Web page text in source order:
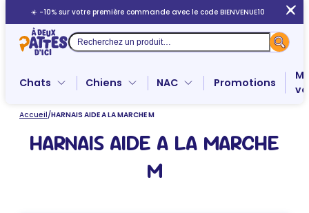
au
contenu
☀️ -10% sur votre première commande avec le code BIENVENUE10
Recherche
Chats Chiens NAC Promotions
Accueil/HARNAIS AIDE A LA MARCHE M
HARNAIS AIDE A LA MARCHE
M